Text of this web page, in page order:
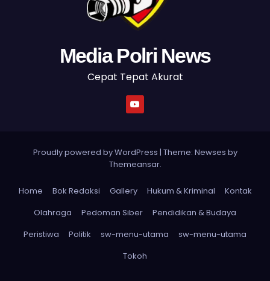
Media Polri News
Cepat Tepat Akurat
Proudly powered by WordPress | Theme: Newses by
Themeansar.
Home Bok Redaksi Gallery Hukum & Kriminal
Kontak
Olahraga
Pedoman Siber
Pendidikan & Budaya
Peristiwa
Politik sw-menu-utama
sw-menu-utama
Tokoh